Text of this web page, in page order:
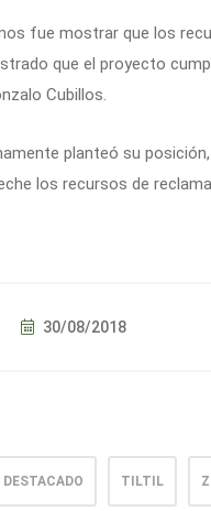
fue mostrar que los
que el proyecto
Cubillos.
planteó su
los recursos de
30/08/2018
DESTACADO TILTIL